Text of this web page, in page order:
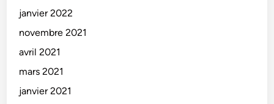
janvier 2022
novembre 2021
avril 2021
mars 2021
janvier 2021